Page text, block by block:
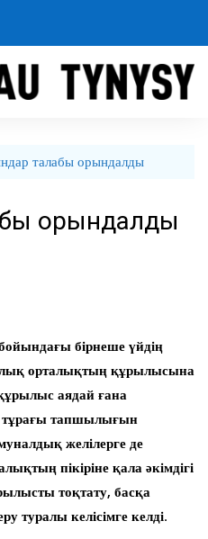
талабы орындалды
орындалды
бірнеше үйдің
орталықтың құрылысына
аядай ғана
тұрағы тапшылығын
желілерге де
пікіріне қала әкімдігі
тоқтату, басқа
туралы келісімге келді.